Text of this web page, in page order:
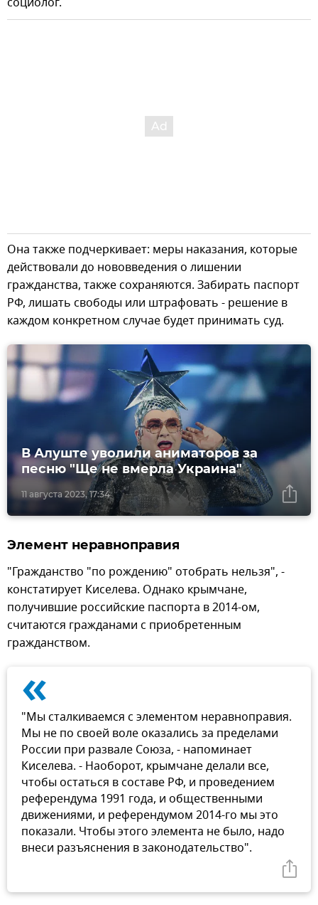
Она также подчеркивает: меры наказания, которые
действовали до нововведения о лишении
гражданства, также сохраняются. Забирать паспорт
РФ, лишать свободы или штрафовать - решение в
каждом конкретном случае будет принимать суд.
11 августа 2023, 17:34
В Алуште уволили аниматоров за
песню "Ще не вмерла Украина"
Элемент неравноправия
"Гражданство "по рождению" отобрать нельзя", -
констатирует Киселева. Однако крымчане,
получившие российские паспорта в 2014-ом,
считаются гражданами с приобретенным
гражданством.
«
"Мы сталкиваемся с элементом неравноправия.
Мы не по своей воле оказались за пределами
России при развале Союза, - напоминает
Киселева. - Наоборот, крымчане делали все,
чтобы остаться в составе РФ, и проведением
референдума 1991 года, и общественными
движениями, и референдумом 2014-го мы это
показали. Чтобы этого элемента не было, надо
внеси разъяснения в законодательство".